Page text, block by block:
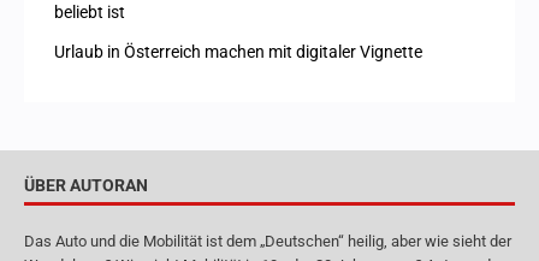
beliebt ist
Urlaub in Österreich machen mit digitaler Vignette
ÜBER AUTORAN
Das Auto und die Mobilität ist dem „Deutschen“ heilig, aber wie sieht der